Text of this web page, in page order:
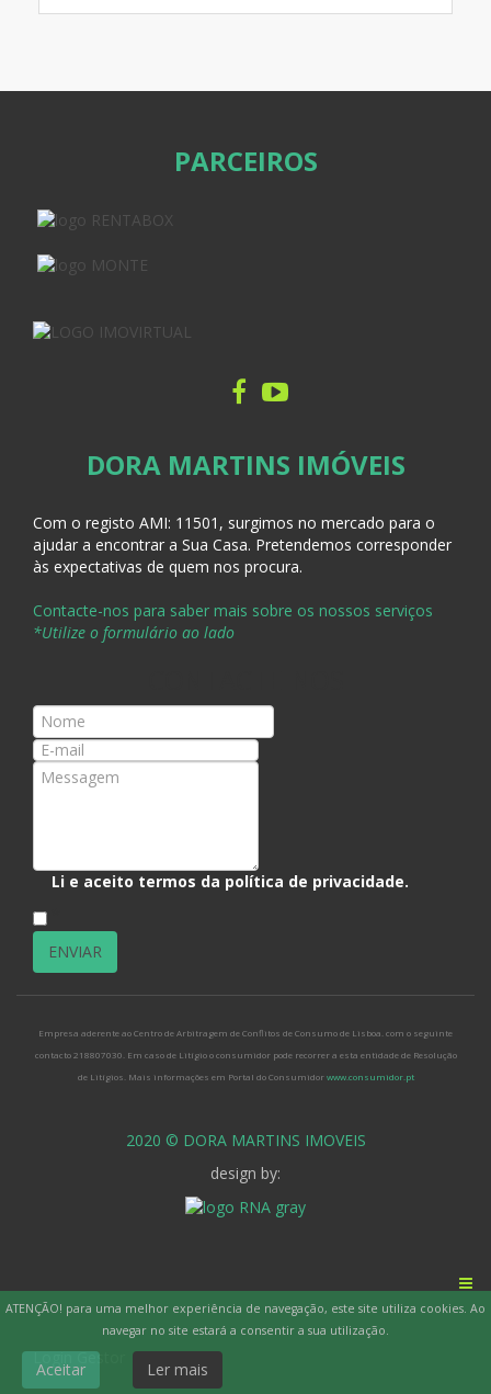
PARCEIROS
DORA MARTINS IMÓVEIS
Com o registo AMI: 11501, surgimos no mercado para o
ajudar a encontrar a Sua Casa. Pretendemos corresponder
às expectativas de quem nos procura.
Contacte-nos para saber mais sobre os nossos serviços
*Utilize o formulário ao lado
Li e aceito termos da política de privacidade.
Empresa aderente ao Centro de Arbitragem de Conflitos de Consumo de Lisboa. com o seguinte
contacto 218807030. Em caso de Litígio o consumidor pode recorrer a esta entidade de Resolução
de Litígios. Mais informações em Portal do Consumidorwww.consumidor.pt
2020 © DORA MARTINS IMOVEIS
design by:
Login Gestor
ATENÇÃO! para uma melhor experiência de navegação, este site utiliza cookies. Ao
navegar no site estará a consentir a sua utilização.
Aceitar Ler mais